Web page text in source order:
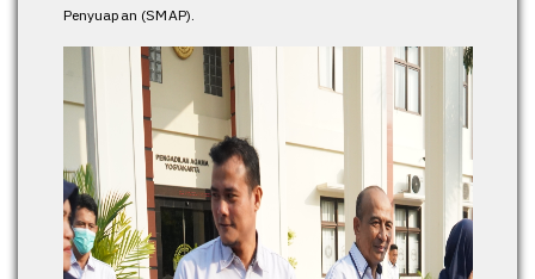
Penyuapan (SMAP).